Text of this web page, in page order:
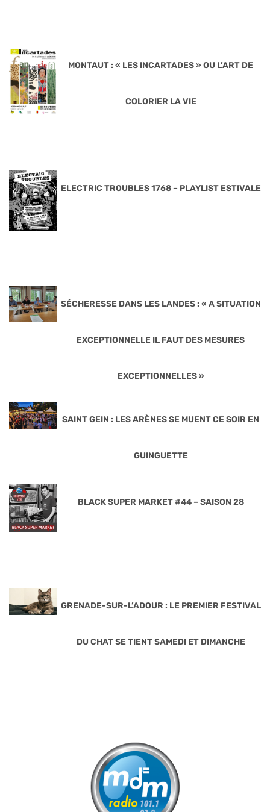
MONTAUT : « LES INCARTADES » OU L’ART DE
COLORIER LA VIE
ELECTRIC TROUBLES 1768 – PLAYLIST ESTIVALE
SÉCHERESSE DANS LES LANDES : « A SITUATION
EXCEPTIONNELLE IL FAUT DES MESURES
EXCEPTIONNELLES »
SAINT GEIN : LES ARÈNES SE MUENT CE SOIR EN
GUINGUETTE
BLACK SUPER MARKET #44 – SAISON 28
GRENADE-SUR-L’ADOUR : LE PREMIER FESTIVAL
DU CHAT SE TIENT SAMEDI ET DIMANCHE